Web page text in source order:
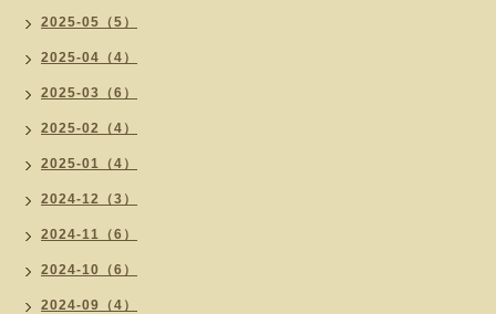
2025-05（5）
2025-04（4）
2025-03（6）
2025-02（4）
2025-01（4）
2024-12（3）
2024-11（6）
2024-10（6）
2024-09（4）